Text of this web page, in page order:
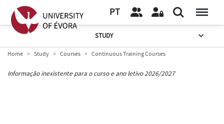
PT
STUDY
Home Study Courses Continuous Training Courses
Informação inexistente para o curso e ano letivo 2026/2027